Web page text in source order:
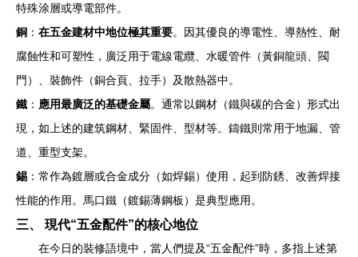
特殊涂層或導電部件。
銅 ： 在五金建材中地位極其重要。因其優良的導電性、導熱性、耐
腐蝕性和可塑性，廣泛用于電線電纜、水暖管件（黃銅龍頭、閥
門）、裝飾件（銅合頁、拉手）及散熱器中。
鐵 ： 應用最廣泛的基礎金屬。通常以鋼材（鐵與碳的合金）形式出
現，如上述的建筑鋼材、緊固件、型材等。鑄鐵則常用于地漏、管
道、重型支架。
錫 ：常作為鍍層或合金成分（如焊錫）使用，起到防銹、改善焊接
性能的作用。馬口鐵（鍍錫薄鋼板）是典型應用。
三、 現代“五金配件”的核心地位
在今日的裝修語境中，當人們提及“五金配件”時，多指上述第